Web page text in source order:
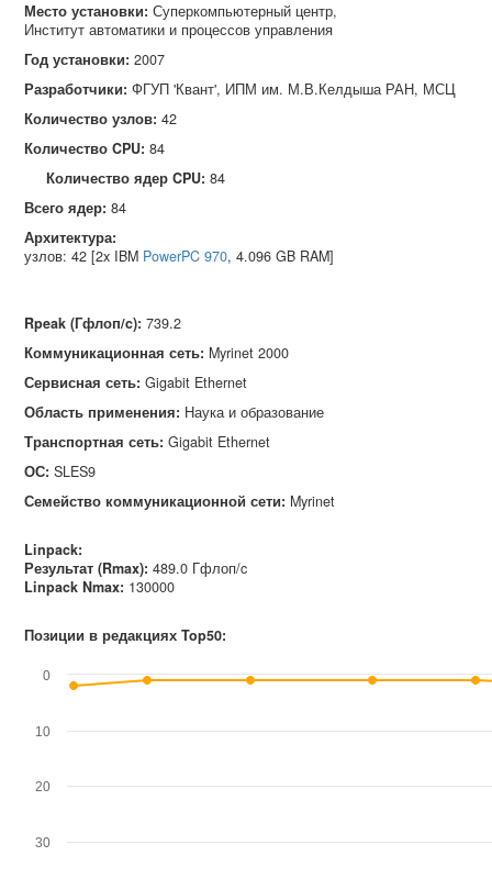
Место установки: Суперкомпьютерный центр,
Институт автоматики и процессов управления
Год установки: 2007
Разработчики: ФГУП 'Квант', ИПМ им. М.В.Келдыша РАН, МСЦ
Количество узлов: 42
Количество CPU: 84
Количество ядер CPU: 84
Всего ядер: 84
Архитектура:
узлов: 42 [2x IBM PowerPC 970, 4.096 GB RAM]
Rpeak (Гфлоп/c): 739.2
Коммуникационная сеть: Myrinet 2000
Сервисная сеть: Gigabit Ethernet
Область применения: Наука и образование
Транспортная сеть: Gigabit Ethernet
ОС: SLES9
Семейство коммуникационной сети: Myrinet
Linpack:
Результат (Rmax): 489.0 Гфлоп/c
Linpack Nmax: 130000
Позиции в редакциях Top50:
0
10
20
30